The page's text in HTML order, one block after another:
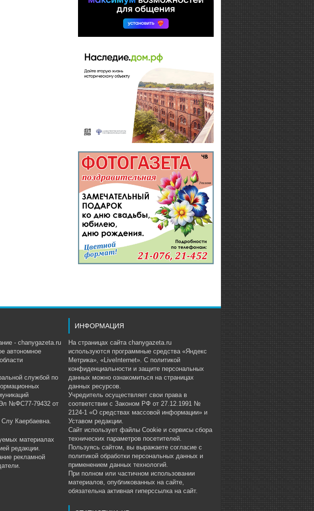
- chanygazeta.ru
автономное
службой по
№ФС77-79432 от
Каербаевна.
материалах
редакции.
рекламной
ИНФОРМАЦИЯ
На страницах сайта chanygazeta.ru
используются программные средства «Яндекс
Метрика», «LiveInternet». С политикой
конфиденциальности и защите персональных
данных можно ознакомиться на страницах
данных ресурсов.
Учредитель осуществляет свои права в
соответствии с Законом РФ от 27.12.1991 №
2124-1 «О средствах массовой информации» и
Уставом редакции.
Сайт использует файлы Cookie и сервисы сбора
технических параметров посетителей.
Пользуясь сайтом, вы выражаете согласие с
политикой обработки персональных данных и
применением данных технологий.
При полном или частичном использовании
материалов, опубликованных на сайте,
обязательна активная гиперссылка на сайт.